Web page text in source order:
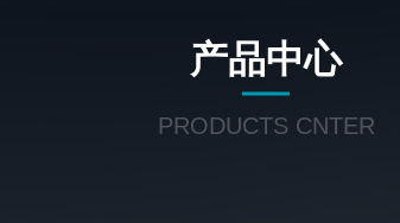
产品中心
PRODUCTS CNTER